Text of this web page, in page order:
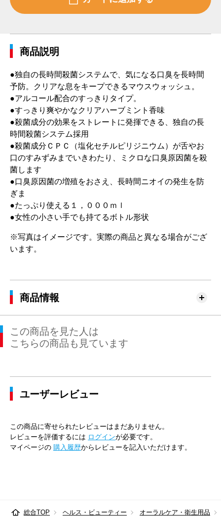
商品説明
●独自の長時間殺菌システムで、気になる口臭を長時間
予防。クリアな息をキープできるマウスウォッシュ。
●アルコール配合のすっきりタイプ。
●すっきり爽やかなクリアハーブミント香味
●殺菌成分の効果をストレートに発揮できる、独自の長
時間殺菌システム採用
●殺菌成分ＣＰＣ（塩化セチルピリジニウム）が舌やお
口のすみずみまでいきわたり、ミクロな口臭原因菌を殺
菌します
●口臭原因菌の増殖をおさえ、長時間ニオイの発生を防
ぎま
●たっぷり使える１，０００ｍｌ
●女性の小さい手でも持てるボトル形状
※写真はイメージです。実際の商品と異なる場合がござ
います。
商品情報
この商品を見た人は
こちらの商品も見ています
ユーザーレビュー
この商品に寄せられたレビューはまだありません。
レビューを評価するには ログインが必要です。
マイページの 購入履歴からレビューを記入いただけます。
総合TOP ヘルス・ビューティー オーラルケア・衛生用品